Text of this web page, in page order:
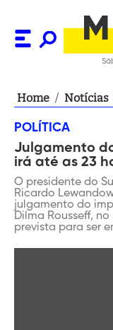
Home / Notícias
POLÍTICA
Julgamento
irá até as 23
O presidente do
Ricardo
julgamento do
Dilma Rousseff,
prevista para ser